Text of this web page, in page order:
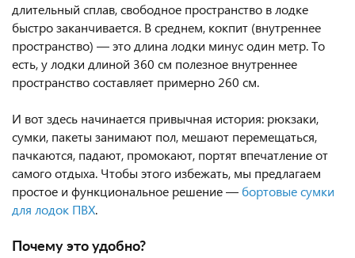
длительный сплав, свободное пространство в лодке
быстро заканчивается. В среднем, кокпит (внутреннее
пространство) — это длина лодки минус один метр. То
есть, у лодки длиной 360 см полезное внутреннее
пространство составляет примерно 260 см.
И вот здесь начинается привычная история: рюкзаки,
сумки, пакеты занимают пол, мешают перемещаться,
пачкаются, падают, промокают, портят впечатление от
самого отдыха. Чтобы этого избежать, мы предлагаем
простое и функциональное решение — бортовые сумки
для лодок ПВХ.
Почему это удобно?